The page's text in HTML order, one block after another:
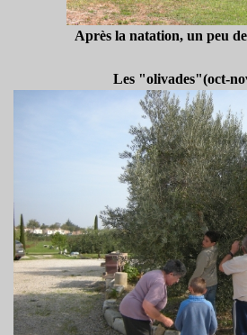
Après la natation, un peu
Les "olivades"(oct-